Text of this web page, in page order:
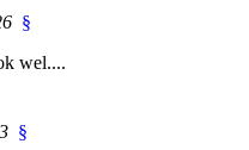
§
wel....
§